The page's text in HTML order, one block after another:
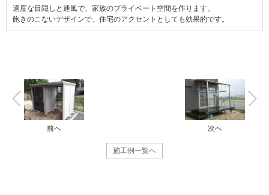
適度な目隠しと通風で、家族のプライベート空間を作ります。
飽きのこないデザインで、住宅のアクセントとしても効果的です。
施工例一覧へ
前へ 次へ